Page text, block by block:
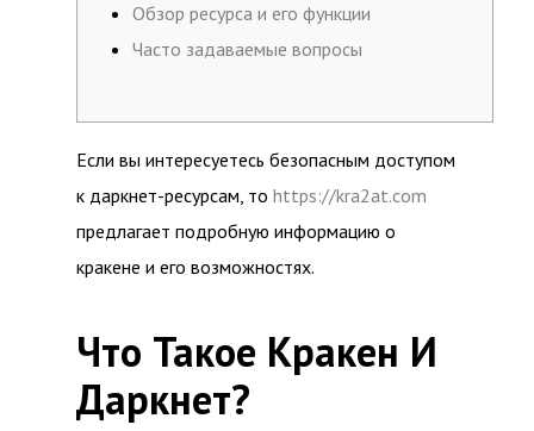
Обзор ресурса и его функции
Часто задаваемые вопросы
Если вы интересуетесь безопасным доступом
к даркнет-ресурсам, то https://kra2at.com
предлагает подробную информацию о
кракене и его возможностях.
Что Такое Кракен И
Даркнет?